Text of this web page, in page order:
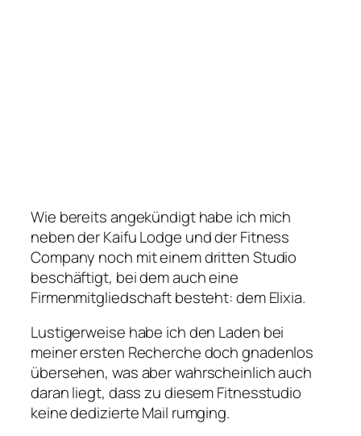
Wie bereits angekündigt habe ich mich
neben der Kaifu Lodge und der Fitness
Company noch mit einem dritten Studio
beschäftigt, bei dem auch eine
Firmenmitgliedschaft besteht: dem Elixia.
Lustigerweise habe ich den Laden bei
meiner ersten Recherche doch gnadenlos
übersehen, was aber wahrscheinlich auch
daran liegt, dass zu diesem Fitnesstudio
keine dedizierte Mail rumging.